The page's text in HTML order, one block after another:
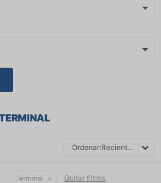
Recientes
Terminal Quitar filtros